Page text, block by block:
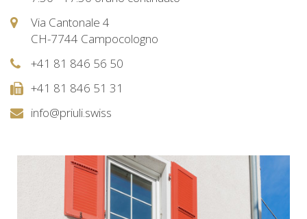
Via Cantonale 4
CH-7744 Campocologno
+41 81 846 56 50
+41 81 846 51 31
info@priuli.swiss